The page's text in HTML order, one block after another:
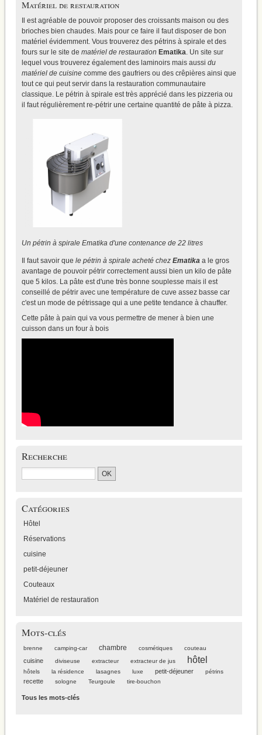
Matériel de restauration
Il est agréable de pouvoir proposer des croissants maison ou des
brioches bien chaudes. Mais pour ce faire il faut disposer de bon
matériel évidemment. Vous trouverez des pétrins à spirale et des
fours sur le site de matériel de restauration Ematika. Un site sur
lequel vous trouverez également des laminoirs mais aussi du
matériel de cuisinecomme des gaufriers ou des crêpières ainsi que
tout ce qui peut servir dans la restauration communautaire
classique. Le pétrin à spirale est très apprécié dans les pizzeria ou
il faut régulièrement re-pétrir une certaine quantité de pâte à pizza.
Un pétrin à spirale Ematika d'une contenance de 22 litres
Il faut savoir que le pétrin à spirale acheté chez Ematika a le gros
avantage de pouvoir pétrir correctement aussi bien un kilo de pâte
que 5 kilos. La pâte est d'une très bonne souplesse mais il est
conseillé de pétrir avec une température de cuve assez basse car
c'est un mode de pétrissage qui a une petite tendance à chauffer.
Cette pâte à pain qui va vous permettre de mener à bien une
cuisson dans un four à bois
Recherche
Catégories
Hôtel
Réservations
cuisine
petit-déjeuner
Couteaux
Matériel de restauration
Mots-clés
brenne camping-car chambre cosmétiques couteau
cuisine diviseuse extracteur extracteur de jus hôtel
hôtels la résidence lasagnes luxe petit-déjeuner pétrins
recette sologne Teurgoule tire-bouchon
Tous les mots-clés